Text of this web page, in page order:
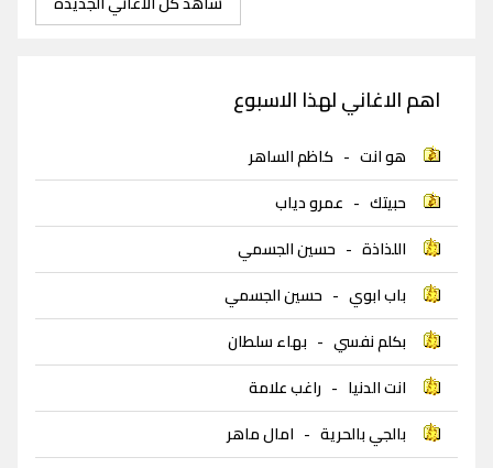
اهم الاغاني لهذا الاسبوع
هو انت - كاظم الساهر
حبيتك - عمرو دياب
اللذاذة - حسين الجسمي
باب ابوي - حسين الجسمي
بكلم نفسي - بهاء سلطان
انت الدنيا - راغب علامة
بالجي بالحرية - امال ماهر